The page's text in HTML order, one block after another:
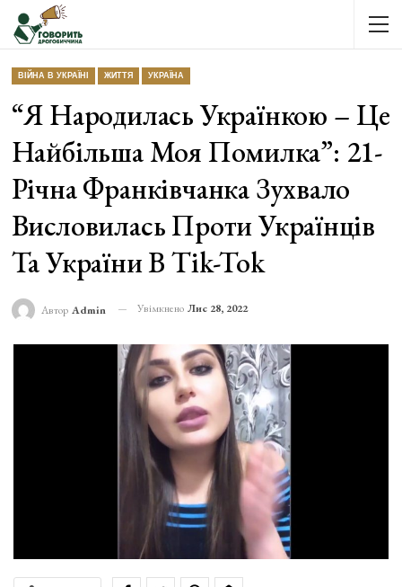
ВІЙНА В УКРАЇНІ ЖИТТЯ УКРАЇНА
“Я Народилась Українкою – Це
Найбільша Моя Помилка”: 21-
Річна Франківчанка Зухвало
Висловилась Проти Українців
Та України В Tik-Tok
Автор Admin Увімкнено Лис 28, 2022